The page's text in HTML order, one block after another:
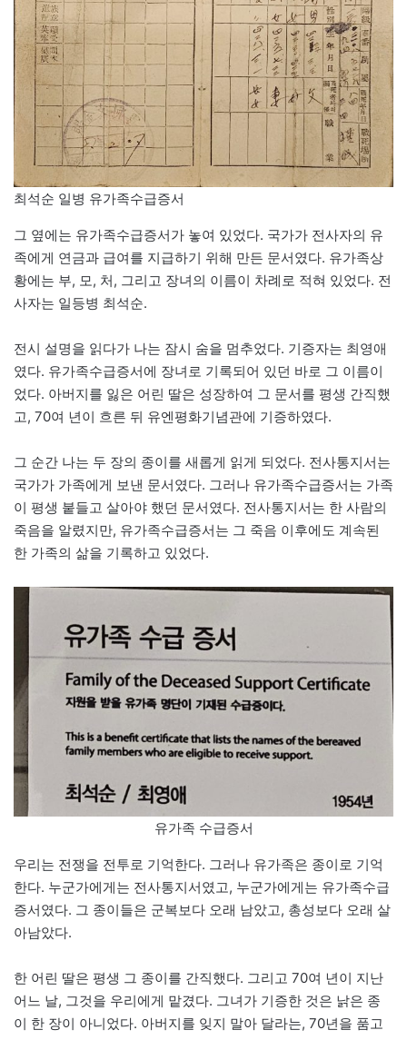
최석순 일병 유가족수급증서
그 옆에는 유가족수급증서가 놓여 있었다. 국가가 전사자의 유
족에게 연금과 급여를 지급하기 위해 만든 문서였다. 유가족상
황에는 부, 모, 처, 그리고 장녀의 이름이 차례로 적혀 있었다. 전
사자는 일등병 최석순.
전시 설명을 읽다가 나는 잠시 숨을 멈추었다. 기증자는 최영애
였다. 유가족수급증서에 장녀로 기록되어 있던 바로 그 이름이
었다. 아버지를 잃은 어린 딸은 성장하여 그 문서를 평생 간직했
고, 70여 년이 흐른 뒤 유엔평화기념관에 기증하였다.
그 순간 나는 두 장의 종이를 새롭게 읽게 되었다. 전사통지서는
국가가 가족에게 보낸 문서였다. 그러나 유가족수급증서는 가족
이 평생 붙들고 살아야 했던 문서였다. 전사통지서는 한 사람의
죽음을 알렸지만, 유가족수급증서는 그 죽음 이후에도 계속된
한 가족의 삶을 기록하고 있었다.
유가족 수급증서
우리는 전쟁을 전투로 기억한다. 그러나 유가족은 종이로 기억
한다. 누군가에게는 전사통지서였고, 누군가에게는 유가족수급
증서였다. 그 종이들은 군복보다 오래 남았고, 총성보다 오래 살
아남았다.
한 어린 딸은 평생 그 종이를 간직했다. 그리고 70여 년이 지난
어느 날, 그것을 우리에게 맡겼다. 그녀가 기증한 것은 낡은 종
이 한 장이 아니었다. 아버지를 잊지 말아 달라는, 70년을 품고